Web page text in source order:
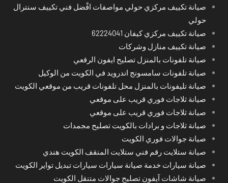
صيانة تكييف مركزي حولي مواصفات افْضل فني تكييف سنترال
حولي
صيانة تكييف مركزي كيفان 62224041
صيانة تكييف منازل وشركات
صيانة تلفونات بالمنزل تصليح ايفون الرقعي
صيانة تلفونات سامسونج اندرويد في الكويت من الوكيل
صيانة تليفونات بالمنزل محل تلفونات قريب من موقعي الكويت
صيانة ثلاجات فوري قريب على موقعي
صيانة ثلاجات فوري قريب على موقعي
صيانة ثلاجات و برادات بالكويت تصليح مجمدات
صيانة جوالات فوري الكويت
صيانة ستلايت رقم فني ستلايت المنقف الكويت هندي
صيانة سيارات خدمة صيانة سيارات سيارات تبديل تواير الكويت
صيانة شاشات آيفون تصليح جوالات متنقل الكويت